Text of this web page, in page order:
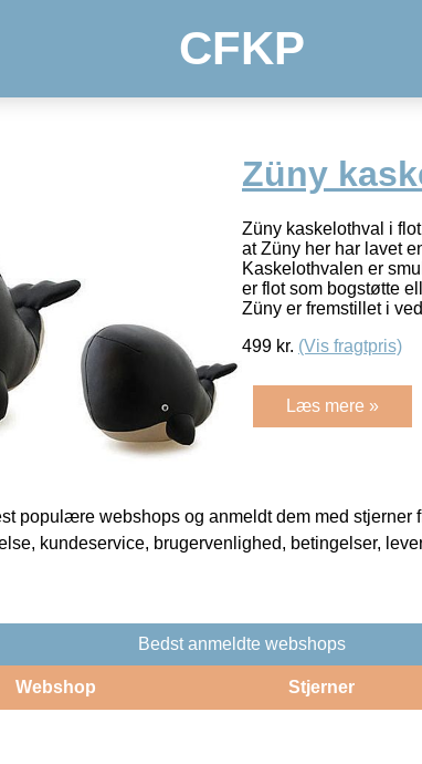
CFKP
Züny
Züny kaskelothval i
at Züny her har lavet
Kaskelothvalen er
er flot som bogstøtte
Züny er fremstillet i
499 kr. (Vis fragtpris)
Læs mere »
populære webshops og anmeldt dem med stjerner
kundeservice, brugervenlighed, betingelser,
Bedst anmeldte webshops
Webshop Stjerner